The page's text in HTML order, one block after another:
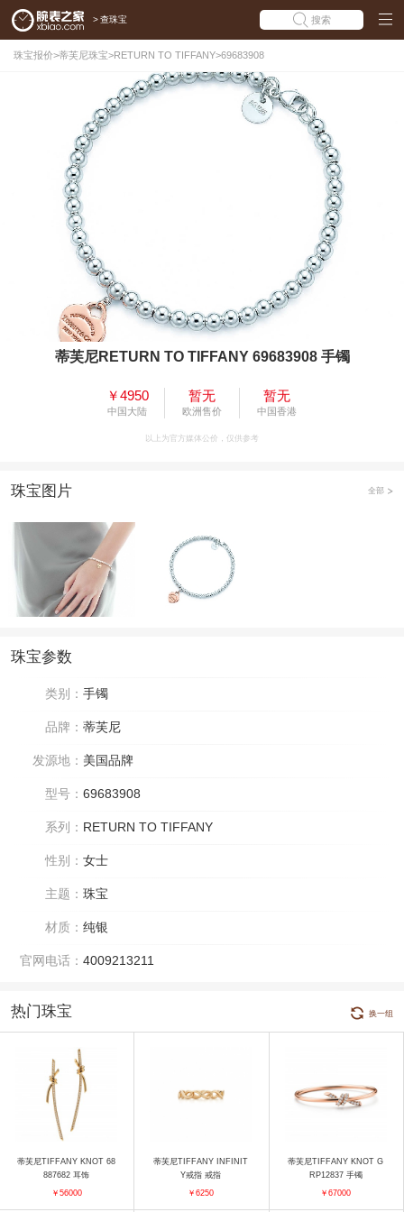
> 查珠宝 搜索
珠宝报价>蒂芙尼珠宝>RETURN TO TIFFANY>69683908
蒂芙尼RETURN TO TIFFANY 69683908 手镯
￥4950
中国大陆
暂无
欧洲售价
暂无
中国香港
以上为官方媒体公价，仅供参考
珠宝图片 全部
珠宝参数
类别： 手镯
品牌： 蒂芙尼
发源地： 美国品牌
型号： 69683908
系列： RETURN TO TIFFANY
性别： 女士
主题： 珠宝
材质： 纯银
官网电话： 4009213211
热门珠宝 换一组
蒂芙尼TIFFANY KNOT 68
887682 耳饰
￥56000
蒂芙尼TIFFANY INFINIT
Y戒指 戒指
￥6250
蒂芙尼TIFFANY KNOT G
RP12837 手镯
￥67000